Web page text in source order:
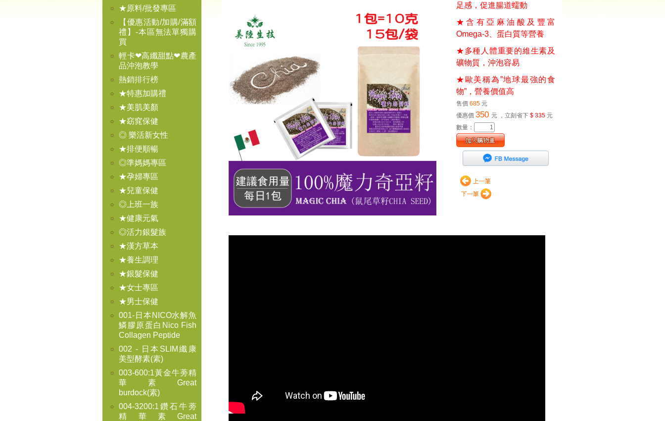
足感，促進腸道蠕動
★含有亞麻油酸及豐富
Omega-3、蛋白質等營養
★多種人體重要的維生素及
礦物質，沖泡容易
★歐美稱為”地球最強的食
物”，營養價值高
售價 685 元
優惠價 350 元 ，立刻省下 $ 335 元
數量：
★原料/批發專區
【優惠活動/加購/滿額
禮】-本區無法單獨購
買
輕卡❤高纖甜點❤農產
品沖泡教學
熱銷排行榜
★特惠加購禮
★美肌美顏
★窈窕保健
◎ 樂活新女性
★排便順暢
◎準媽媽專區
★孕婦專區
★兒童保健
◎上班一族
★健康元氣
◎活力銀髮族
★漢方草本
★養生調理
★銀髮保健
★女士專區
★男士保健
001-日本NICO水解魚
鱗膠原蛋白Nico Fish
Collagen Peptide
002 - 日本SLIM纖康
美型酵素(素)
003-600:1黃金牛蒡精
華素Great
burdock(素)
004-3200:1鑽石牛蒡
精華素Great